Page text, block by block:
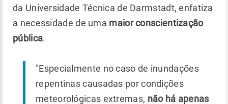
da Universidade Técnica de Darmstadt, enfatiza
a necessidade de uma maior conscientização
pública.
"Especialmente no caso de inundações
repentinas causadas por condições
meteorológicas extremas, não há apenas